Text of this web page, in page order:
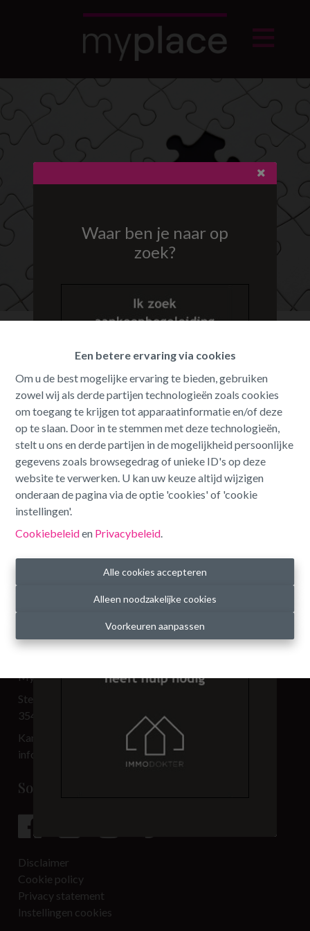
Een betere ervaring via cookies
Om u de best mogelijke ervaring te bieden, gebruiken
zowel wij als derde partijen technologieën zoals cookies
om toegang te krijgen tot apparaatinformatie en/of deze
op te slaan. Door in te stemmen met deze technologieën,
stelt u ons en derde partijen in de mogelijkheid persoonlijke
gegevens zoals browsegedrag of unieke ID's op deze
website te verwerken. U kan uw keuze altijd wijzigen
onderaan de pagina via de optie 'cookies' of 'cookie
instellingen'.
Cookiebeleiden Privacybeleid
Alle cookies accepteren
Alleen noodzakelijke cookies
Voorkeuren aanpassen
Oeps, deze pagina bestaat niet
meer
Te koop Te huur
Contact
My Place BV
Steenweg 3.501
3540 Herk-de-Stad
Kantoor: 013 33 69 00
info@immo-myplace.be
Social media
Disclaimer
Cookie policy
Privacy statement
Instellingen cookies
Waar ben je naar op
zoek?